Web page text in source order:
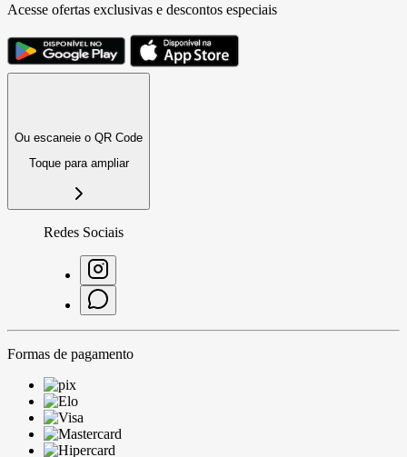
Acesse ofertas exclusivas e descontos especiais
Ou escaneie o QR Code
Toque para ampliar
Redes Sociais
Formas de pagamento